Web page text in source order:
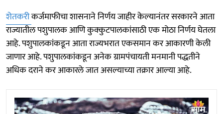
शेतकरीकर्जमाफीचा शासनाने निर्णय जाहीर केल्यानंतर सरकारने आता
राज्यातील पशुपालक आणि कुक्कुटपालकांसाठी एक मोठा निर्णय घेतला
आहे. पशुपालकांकडून आता राज्यभरात एकसमान कर आकारणी केली
जाणार आहे. पशुपालकांकडून अनेक ग्रामपंचायती मनमानी पद्धतीने
अधिक दराने कर आकारले जात असल्याच्या तक्रार आल्या आहे.